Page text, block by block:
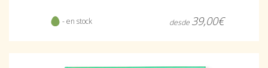
- en stock desde 39,00€